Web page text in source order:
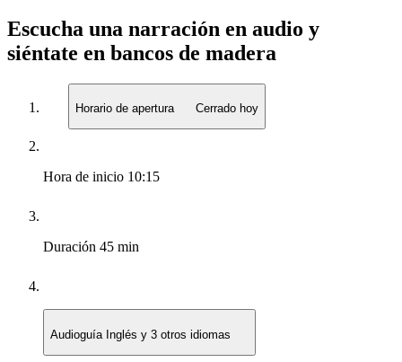
Escucha una narración en audio y
siéntate en bancos de madera
Horario de apertura Cerrado hoy
Hora de inicio 10:15
Duración 45 min
Audioguía Inglés y 3 otros idiomas